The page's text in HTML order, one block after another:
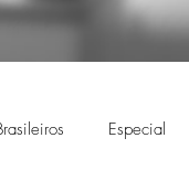
Especial